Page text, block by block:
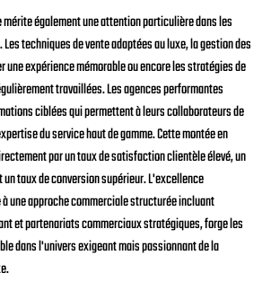
également une attention particulière dans les
techniques de vente adaptées au luxe, la gestion des
expérience mémorable ou encore les stratégies de
travaillées. Les agences performantes
ciblées qui permettent à leurs collaborateurs de
du service haut de gamme. Cette montée en
par un taux de satisfaction clientèle élevé, un
taux de conversion supérieur. L'excellence
une approche commerciale structurée incluant
et partenariats commerciaux stratégiques, forge les
dans l'univers exigeant mais passionnant de la